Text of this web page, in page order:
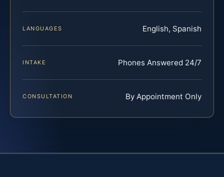
LANGUAGES English, Spanish
INTAKE Phones Answered 24/7
CONSULTATION By Appointment Only